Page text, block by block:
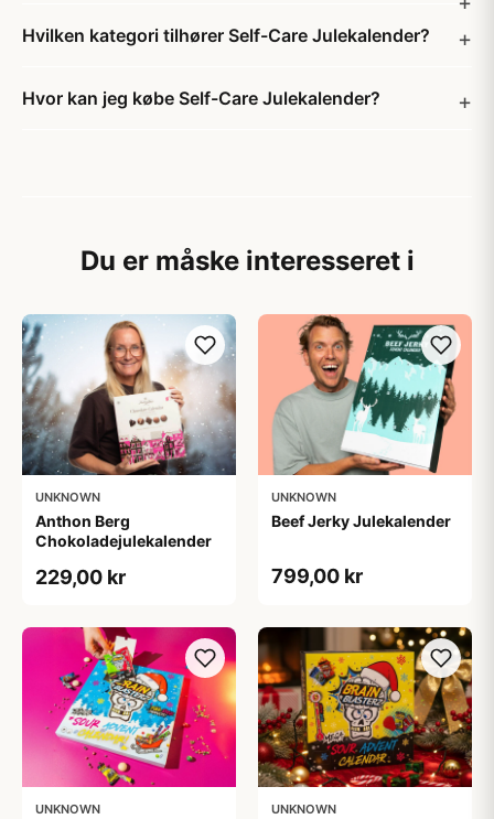
Hvilken kategori tilhører Self-Care Julekalender?
Hvor kan jeg købe Self-Care Julekalender?
Du er måske interesseret i
UNKNOWN
Anthon Berg
Chokoladejulekalender
229,00 kr
UNKNOWN
Beef Jerky Julekalender
799,00 kr
UNKNOWN UNKNOWN